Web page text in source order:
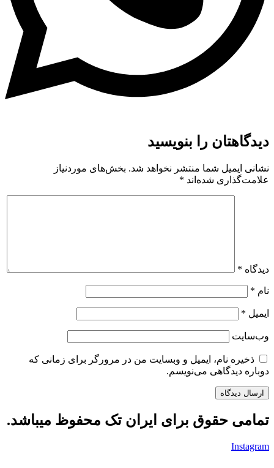
دیدگاهتان را بنویسید
نشانی ایمیل شما منتشر نخواهد شد. بخش‌های موردنیاز
علامت‌گذاری شده‌اند *
دیدگاه *
نام *
ایمیل *
وب‌سایت
ذخیره نام، ایمیل و وبسایت من در مرورگر برای زمانی که
دوباره دیدگاهی می‌نویسم.
تمامی حقوق برای ایران تک محفوظ میباشد.
Instagram